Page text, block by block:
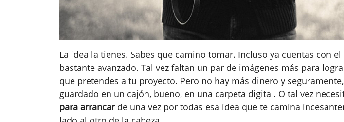
La idea la tienes. Sabes que camino tomar. Incluso ya cuentas con
bastante avanzado. Tal vez faltan un par de imágenes más para
que pretendes a tu proyecto. Pero no hay más dinero y
guardado en un cajón, bueno, en una carpeta digital. O tal vez
para arrancarde una vez por todas esa idea que te camina